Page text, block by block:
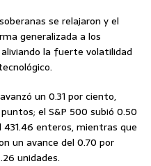
se relajaron y el
generalizada a los
la fuerte volatilidad
un 0.31 por ciento,
el S&P 500 subió 0.50
enteros, mientras que
un avance del 0.70 por
unidades.